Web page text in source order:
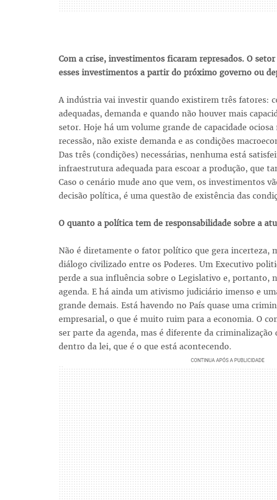
Com a crise, investimentos ficaram represados. O
esses investimentos a partir do próximo governo ou
A indústria vai investir quando existirem três fatores:
adequadas, demanda e quando não houver mais
setor. Hoje há um volume grande de capacidade
recessão, não existe demanda e as condições
Das três (condições) necessárias, nenhuma está
infraestrutura adequada para escoar a produção, que
Caso o cenário mude ano que vem, os investimentos
decisão política, é uma questão de existência das
O quanto a política tem de responsabilidade sobre a
Não é diretamente o fator político que gera incerteza,
diálogo civilizado entre os Poderes. Um Executivo
perde a sua influência sobre o Legislativo e, portanto,
agenda. E há ainda um ativismo judiciário imenso e
grande demais. Está havendo no País quase uma
empresarial, o que é muito ruim para a economia. O
ser parte da agenda, mas é diferente da
dentro da lei, que é o que está acontecendo.